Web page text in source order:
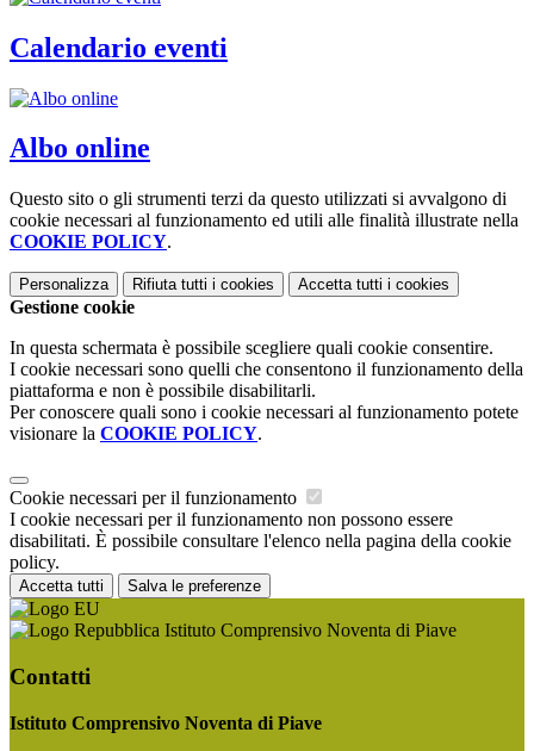
Calendario eventi
Albo online
Questo sito o gli strumenti terzi da questo utilizzati si avvalgono di
cookie necessari al funzionamento ed utili alle finalità illustrate nella
COOKIE POLICY.
Personalizza Rifiuta tutti i cookies Accetta tutti i cookies
Gestione cookie
In questa schermata è possibile scegliere quali cookie consentire.
I cookie necessari sono quelli che consentono il funzionamento della
piattaforma e non è possibile disabilitarli.
Per conoscere quali sono i cookie necessari al funzionamento potete
visionare la COOKIE POLICY.
Cookie necessari per il funzionamento
I cookie necessari per il funzionamento non possono essere
disabilitati. È possibile consultare l'elenco nella pagina della cookie
policy.
Accetta tutti Salva le preferenze
Istituto Comprensivo Noventa di Piave
Contatti
Istituto Comprensivo Noventa di Piave